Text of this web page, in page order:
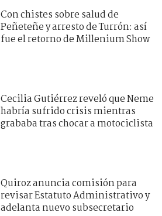
Con chistes sobre salud de
Peñeteñe y arresto de Turrón: así
fue el retorno de Millenium Show
Cecilia Gutiérrez reveló que Neme
habría sufrido crisis mientras
grababa tras chocar a motociclista
Quiroz anuncia comisión para
revisar Estatuto Administrativo y
adelanta nuevo subsecretario